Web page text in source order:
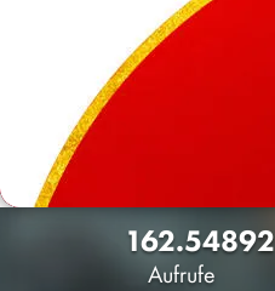
162.548
Aufrufe
92